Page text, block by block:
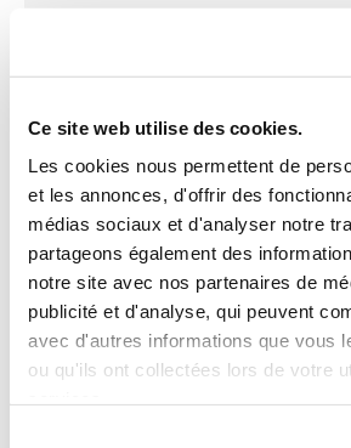
Ce site web utilise des cookies.
Les cookies nous permettent de
et les annonces, d'offrir des
médias sociaux et d'analyser notre
partageons également des
notre site avec nos partenaires de
publicité et d'analyse, qui peuvent
avec d'autres informations que vous
ou qu'ils ont collectées lors de votre
L’entreprise est fermée
ainsi que les ponts
fermeture annuelle de 2
période estivale est
Les bureaux sont fermés le
Contact